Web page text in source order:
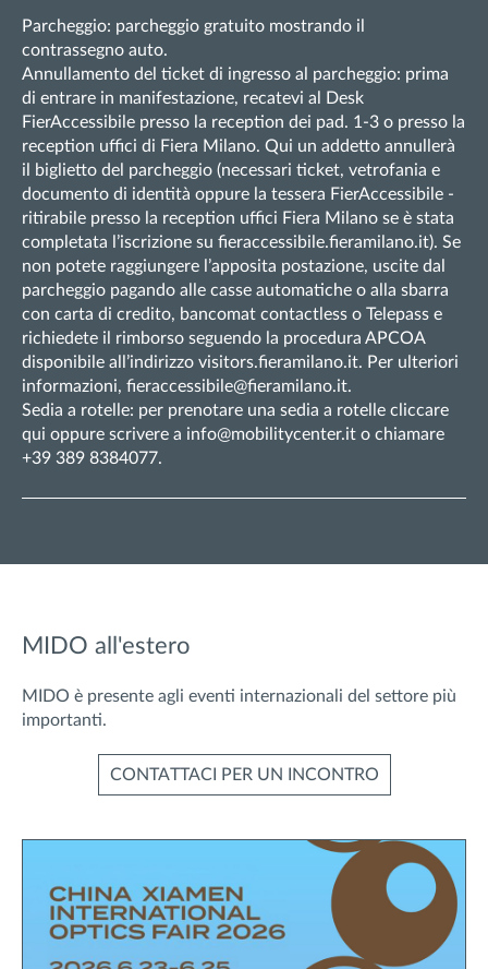
Parcheggio: parcheggio gratuito mostrando il
contrassegno auto.
Annullamento del ticket di ingresso al parcheggio: prima
di entrare in manifestazione, recatevi al Desk
FierAccessibile presso la reception dei pad. 1-3 o presso la
reception uffici di Fiera Milano. Qui un addetto annullerà
il biglietto del parcheggio (necessari ticket, vetrofania e
documento di identità oppure la tessera FierAccessibile -
ritirabile presso la reception uffici Fiera Milano se è stata
completata l’iscrizione su fieraccessibile.fieramilano.it). Se
non potete raggiungere l’apposita postazione, uscite dal
parcheggio pagando alle casse automatiche o alla sbarra
con carta di credito, bancomat contactless o Telepass e
richiedete il rimborso seguendo la procedura APCOA
disponibile all’indirizzo visitors.fieramilano.it. Per ulteriori
informazioni, fieraccessibile@fieramilano.it.
Sedia a rotelle: per prenotare una sedia a rotelle cliccare
qui oppure scrivere a info@mobilitycenter.it o chiamare
+39 389 8384077.
MIDO all'estero
MIDO è presente agli eventi internazionali del settore più
importanti.
CONTATTACI PER UN INCONTRO